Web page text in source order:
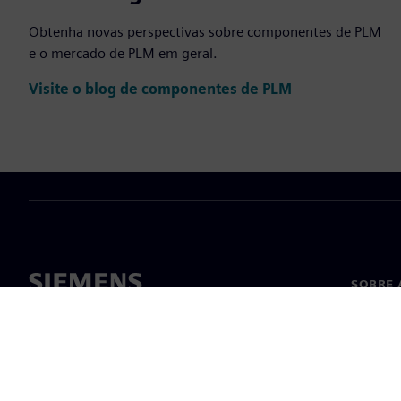
Obtenha novas perspectivas sobre componentes de PLM
e o mercado de PLM em geral.
Visite o blog de componentes de PLM
SOBRE